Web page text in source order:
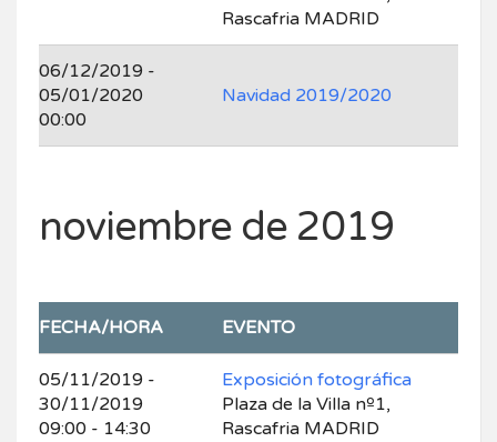
Rascafria MADRID
06/12/2019 -
05/01/2020
00:00
Navidad 2019/2020
noviembre de 2019
FECHA/HORA EVENTO
05/11/2019 -
30/11/2019
09:00 - 14:30
Exposición fotográfica
Plaza de la Villa nº1,
Rascafria MADRID